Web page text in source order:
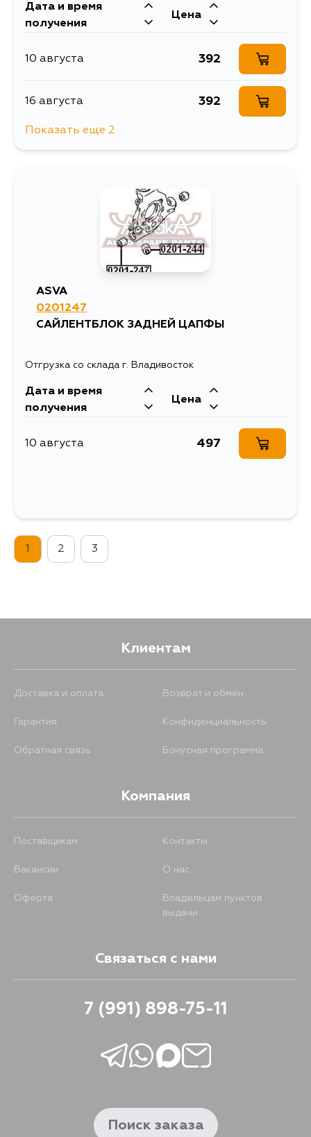
Дата и время
получения
Цена
10 августа 392
16 августа 392
Показать еще 2
ASVA
0201247
САЙЛЕНТБЛОК ЗАДНЕЙ ЦАПФЫ
Отгрузка со склада г. Владивосток
Дата и время
получения
Цена
10 августа 497
1 2 3
Клиентам
Доставка и оплата Возврат и обмен
Гарантия Конфиденциальность
Обратная связь Бонусная программа
Компания
Поставщикам Контакты
Вакансии О нас
Оферта
Владельцам пунктов
выдачи
Связаться с нами
7 (991) 898-75-11
Поиск заказа